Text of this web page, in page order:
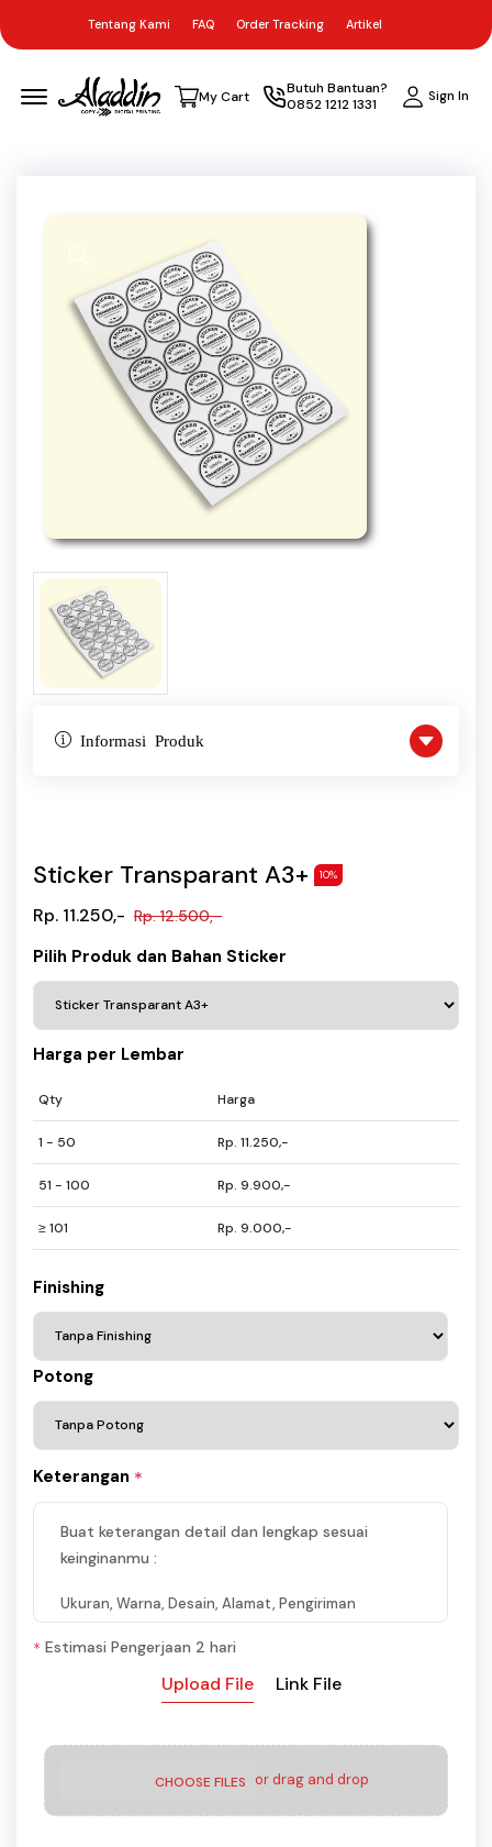
Tentang Kami FAQ Order Tracking Artikel
Menu Open
My Cart
Butuh Bantuan?
0852 1212 1331
Sign In
Informasi Produk
Sticker Transparant A3+ 10%
Rp. 11.250,- Rp. 12.500,-
Pilih Produk dan Bahan Sticker
Harga per Lembar
Qty Harga
1 - 50 Rp. 11.250,-
51 - 100 Rp. 9.900,-
≥ 101 Rp. 9.000,-
Finishing
Potong
Keterangan *
Buat keterangan detail dan lengkap sesuai
keinginanmu :
Ukuran, Warna, Desain, Alamat, Pengiriman
* Estimasi Pengerjaan 2 hari
Upload File Link File
CHOOSE FILES or drag and drop